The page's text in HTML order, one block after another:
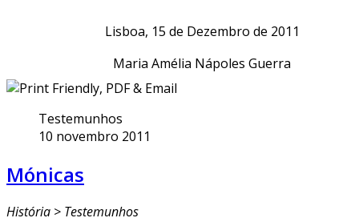
Lisboa, 15 de Dezembro de 2011
Maria Amélia Nápoles Guerra
Testemunhos
10 novembro 2011
Mónicas
História > Testemunhos